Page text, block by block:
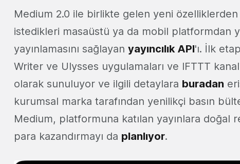
Medium 2.0 ile birlikte gelen yeni özelliklerden
istedikleri masaüstü ya da mobil platformdan
yayınlamasını sağlayan yayıncılık API'ı. İlk
Writer ve Ulysses uygulamaları ve IFTTT
olarak sunuluyor ve ilgili detaylara buradan
kurumsal marka tarafından yenilikçi basın
Medium, platformuna katılan yayınlara doğal
para kazandırmayı da planlıyor.